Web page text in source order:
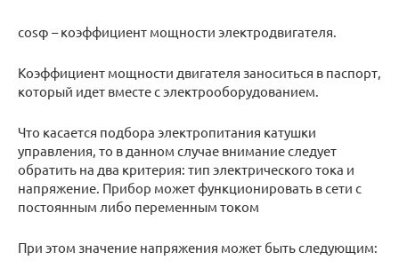
сosφ – коэффициент мощности электродвигателя.
Коэффициент мощности двигателя заноситься в паспорт,
который идет вместе с электрооборудованием.
Что касается подбора электропитания катушки
управления, то в данном случае внимание следует
обратить на два критерия: тип электрического тока и
напряжение. Прибор может функционировать в сети с
постоянным либо переменным током
При этом значение напряжения может быть следующим: